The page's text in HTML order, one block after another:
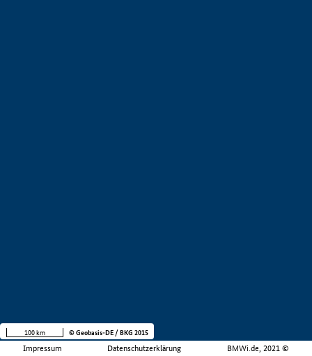
Impressum Datenschutzerklärung BMWi.de, 2021 ©
100 km © Geobasis-DE / BKG 2015